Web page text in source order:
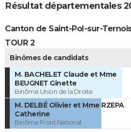
Résultat départementales
Canton de Saint-Pol-sur-
TOUR 2
Binômes de candidats
M. BACHELET Claude et Mme
BEUGNET Ginette
Binôme Union de la Droite
M. DELBÉ Olivier et Mme RZEPA
Catherine
Binôme Front National